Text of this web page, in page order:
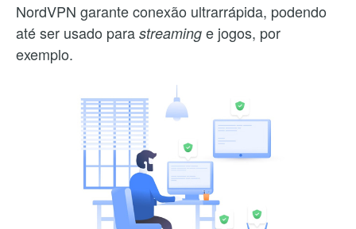
NordVPN garante conexão ultrarrápida, podendo
até ser usado para streaming e jogos, por
exemplo.